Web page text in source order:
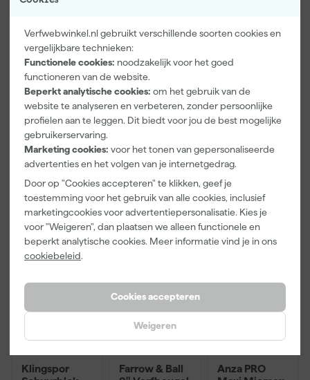
Verfwebwinkel.nl gebruikt verschillende soorten cookies en
vergelijkbare technieken:
Functionele cookies: noodzakelijk voor het goed
functioneren van de website.
Beperkt analytische cookies: om het gebruik van de
website te analyseren en verbeteren, zonder persoonlijke
profielen aan te leggen. Dit biedt voor jou de best mogelijke
gebruikerservaring.
Marketing cookies: voor het tonen van gepersonaliseerde
advertenties en het volgen van je internetgedrag.
Door op "Cookies accepteren" te klikken, geef je
toestemming voor het gebruik van alle cookies, inclusief
marketingcookies voor advertentiepersonalisatie. Kies je
voor "Weigeren", dan plaatsen we alleen functionele en
beperkt analytische cookies. Meer informatie vind je in ons
cookiebeleid.
Cookies accepteren
Weigeren
Paintura
Lucamax
Washi tape -
50mx24mm
Morgen
bezorgd
Adviesprijs 6,00
3,99
incl. BTW
Farrow & Ball
F&B
Kleurenwaaie
r
Morgen
bezorgd
22,00
incl. BTW
Go!Paint Roll
Verfemmer -
18cm Roller -
8L + 5
Inzetemmers
Morgen
bezorgd
10,
incl. BTW
Klingspor
Farrow & Ball
Anza PRO